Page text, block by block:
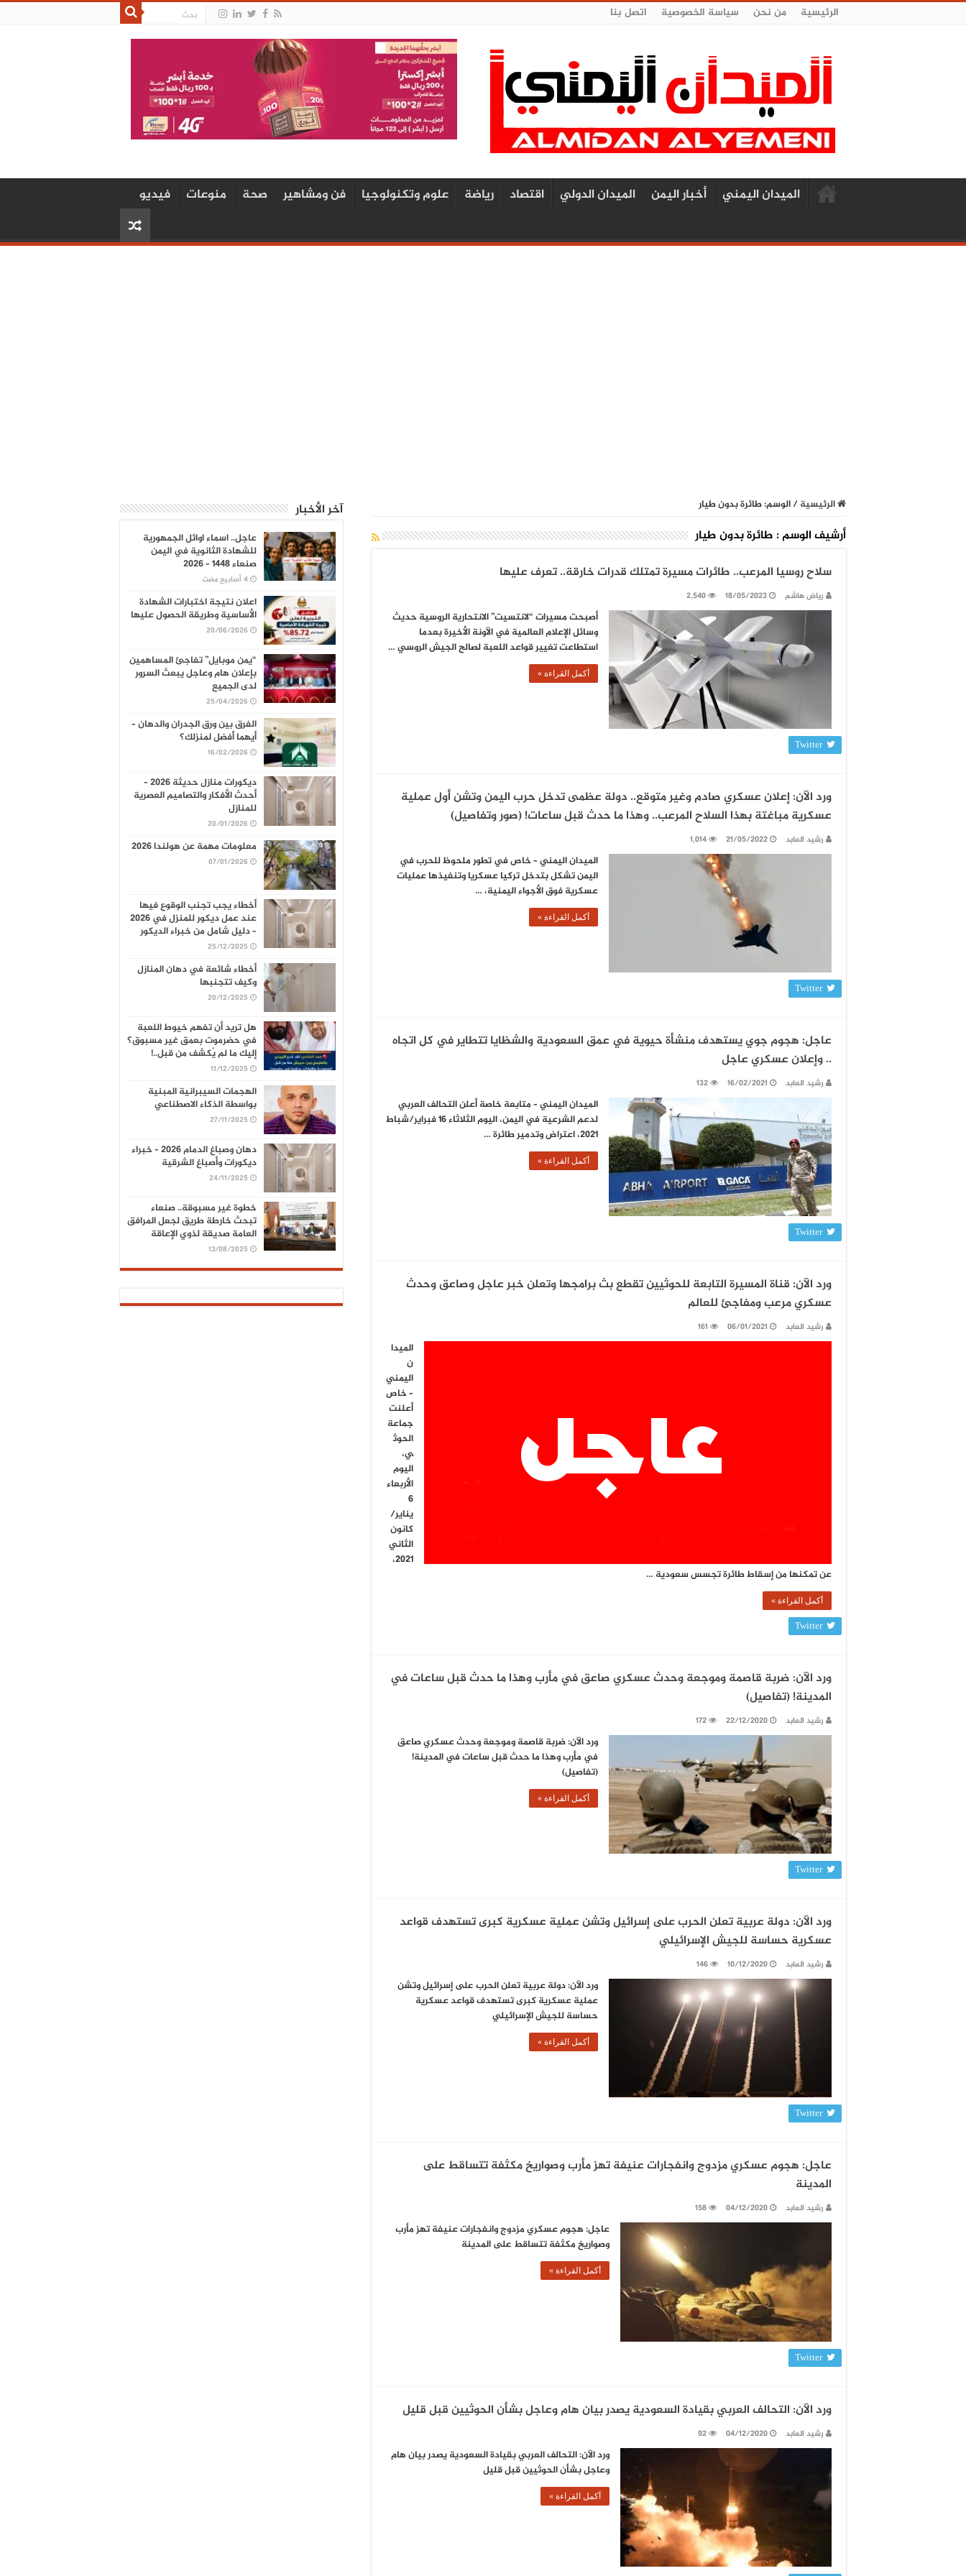
الرئيسية من نحن سياسة الخصوصية اتصل بنا
الميدان اليمني أخبار اليمن الميدان الدولي اقتصاد رياضة علوم وتكنولوجيا فن ومشاهير صحة منوعات فيديو
الرئيسية/الوسم:طائرة بدون طيار
أرشيف الوسم : طائرة بدون طيار
سلاح روسيا المرعب.. طائرات مسيرة تمتلك قدرات خارقة.. تعرف عليها
رياض هاشم 18/05/2023
2,540
أصبحت مسيرات “لانتسيت” الانتحارية الروسية حديث
وسائل الإعلام العالمية في الآونة الأخيرة بعدما
استطاعت تغيير قواعد اللعبة لصالح الجيش الروسي …
أكمل القراءة »
Twitter
ورد الآن: إعلان عسكري صادم وغير متوقع.. دولة عظمى تدخل حرب اليمن وتشن أول عملية
عسكرية مباغتة بهذا السلاح المرعب.. وهذا ما حدث قبل ساعات! (صور وتفاصيل)
رشيد العابد 21/05/2022
1,014
الميدان اليمني – خاص في تطور ملحوظ للحرب في
اليمن تشكل بتدخل تركيا عسكريا وتنفيذها عمليات
عسكرية فوق الأجواء اليمنية، …
أكمل القراءة »
Twitter
عاجل: هجوم جوي يستهدف منشأة حيوية في عمق السعودية والشظايا تتطاير في كل اتجاه
.. وإعلان عسكري عاجل
رشيد العابد 16/02/2021
132
الميدان اليمني – متابعة خاصة أعلن التحالف العربي
لدعم الشرعية في اليمن، اليوم الثلاثاء 16 فبراير/شباط
2021، اعتراض وتدمير طائرة …
أكمل القراءة »
Twitter
ورد الآن: قناة المسيرة التابعة للحوثيين تقطع بث برامجها وتعلن خبر عاجل وصاعق وحدث
عسكري مرعب ومفاجئ للعالم
رشيد العابد 06/01/2021
161
الميدا
ن
اليمني
– خاص
أعلنت
جماعة
الحوث
ي،
اليوم
الأربعاء
6
يناير/
كانون
الثاني
2021،
عن تمكنها من إسقاط طائرة تجسس سعودية …
أكمل القراءة »
Twitter
ورد الآن: ضربة قاصمة وموجعة وحدث عسكري صاعق في مأرب وهذا ما حدث قبل ساعات في
المدينة! (تفاصيل)
رشيد العابد 22/12/2020
172
ورد الآن: ضربة قاصمة وموجعة وحدث عسكري صاعق
في مأرب وهذا ما حدث قبل ساعات في المدينة!
(تفاصيل)
أكمل القراءة »
Twitter
ورد الآن: دولة عربية تعلن الحرب على إسرائيل وتشن عملية عسكرية كبرى تستهدف قواعد
عسكرية حساسة للجيش الإسرائيلي
رشيد العابد 10/12/2020
146
ورد الآن: دولة عربية تعلن الحرب على إسرائيل وتشن
عملية عسكرية كبرى تستهدف قواعد عسكرية
حساسة للجيش الإسرائيلي
أكمل القراءة »
Twitter
عاجل: هجوم عسكري مزدوج وانفجارات عنيفة تهز مأرب وصواريخ مكثفة تتساقط على
المدينة
رشيد العابد 04/12/2020
158
عاجل: هجوم عسكري مزدوج وانفجارات عنيفة تهز مأرب
وصواريخ مكثفة تتساقط على المدينة
أكمل القراءة »
Twitter
ورد الآن: التحالف العربي بقيادة السعودية يصدر بيان هام وعاجل بشأن الحوثيين قبل قليل
رشيد العابد 04/12/2020
92
ورد الآن: التحالف العربي بقيادة السعودية يصدر بيان هام
وعاجل بشأن الحوثيين قبل قليل
أكمل القراءة »
آخر الأخبار
عاجل.. اسماء اوائل الجمهورية
للشهادة الثانوية في اليمن
صنعاء 1448 – 2026
اعلان نتيجة اختبارات الشهادة
الأساسية وطريقة الحصول عليها
20/06/2026
“يمن موبايل” تفاجئ المساهمين
بإعلان هام وعاجل يبعث السرور
لدى الجميع
25/04/2026
الفرق بين ورق الجدران والدهان –
أيهما أفضل لمنزلك؟
16/02/2026
ديكورات منازل حديثة 2026 –
أحدث الأفكار والتصاميم العصرية
للمنازل
20/01/2026
معلومات مهمة عن هولندا 2026
07/01/2026
أخطاء يجب تجنب الوقوع فيها
عند عمل ديكور للمنزل في 2026
– دليل شامل من خبراء الديكور
25/12/2025
أخطاء شائعة في دهان المنازل
وكيف تتجنبها
20/12/2025
هل تريد أن تفهم خيوط اللعبة
في حضرموت بعمق غير مسبوق؟
إليك ما لم يُكشف من قبل..!
11/12/2025
الهجمات السيبرانية المبنية
بواسطة الذكاء الاصطناعي
27/11/2025
دهان وصباغ الدمام 2026 – خبراء
ديكورات وأصباغ الشرقية
24/11/2025
خطوة غير مسبوقة.. صنعاء
تبحث خارطة طريق لجعل المرافق
العامة صديقة لذوي الإعاقة
13/08/2025